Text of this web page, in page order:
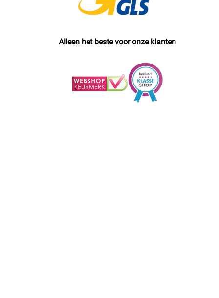
Alleen het beste voor onze klanten